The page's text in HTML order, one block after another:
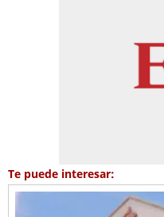
Te puede interesar: